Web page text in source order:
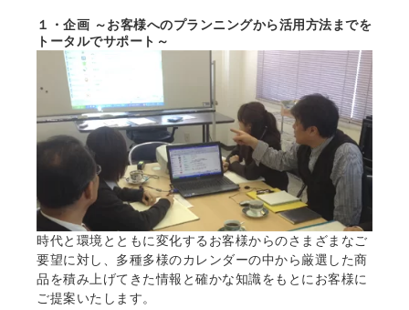
１・企画 ～お客様へのプランニングから活用方法までを
トータルでサポート～
時代と環境とともに変化するお客様からのさまざまなご
要望に対し、多種多様のカレンダーの中から厳選した商
品を積み上げてきた情報と確かな知識をもとにお客様に
ご提案いたします。